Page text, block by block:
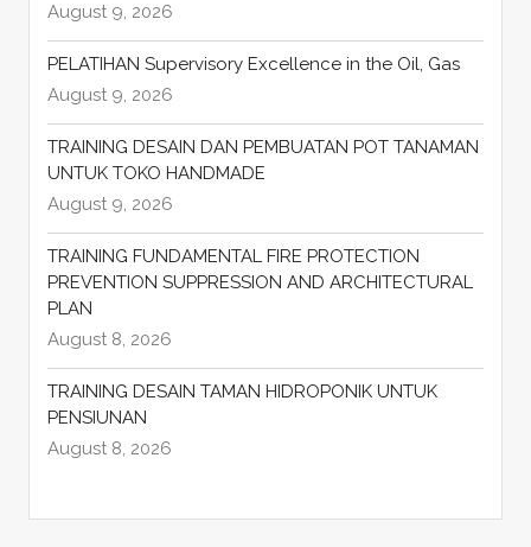
August 9, 2026
PELATIHAN Supervisory Excellence in the Oil, Gas
August 9, 2026
TRAINING DESAIN DAN PEMBUATAN POT TANAMAN
UNTUK TOKO HANDMADE
August 9, 2026
TRAINING FUNDAMENTAL FIRE PROTECTION
PREVENTION SUPPRESSION AND ARCHITECTURAL
PLAN
August 8, 2026
TRAINING DESAIN TAMAN HIDROPONIK UNTUK
PENSIUNAN
August 8, 2026